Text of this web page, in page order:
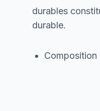
durables
durable.